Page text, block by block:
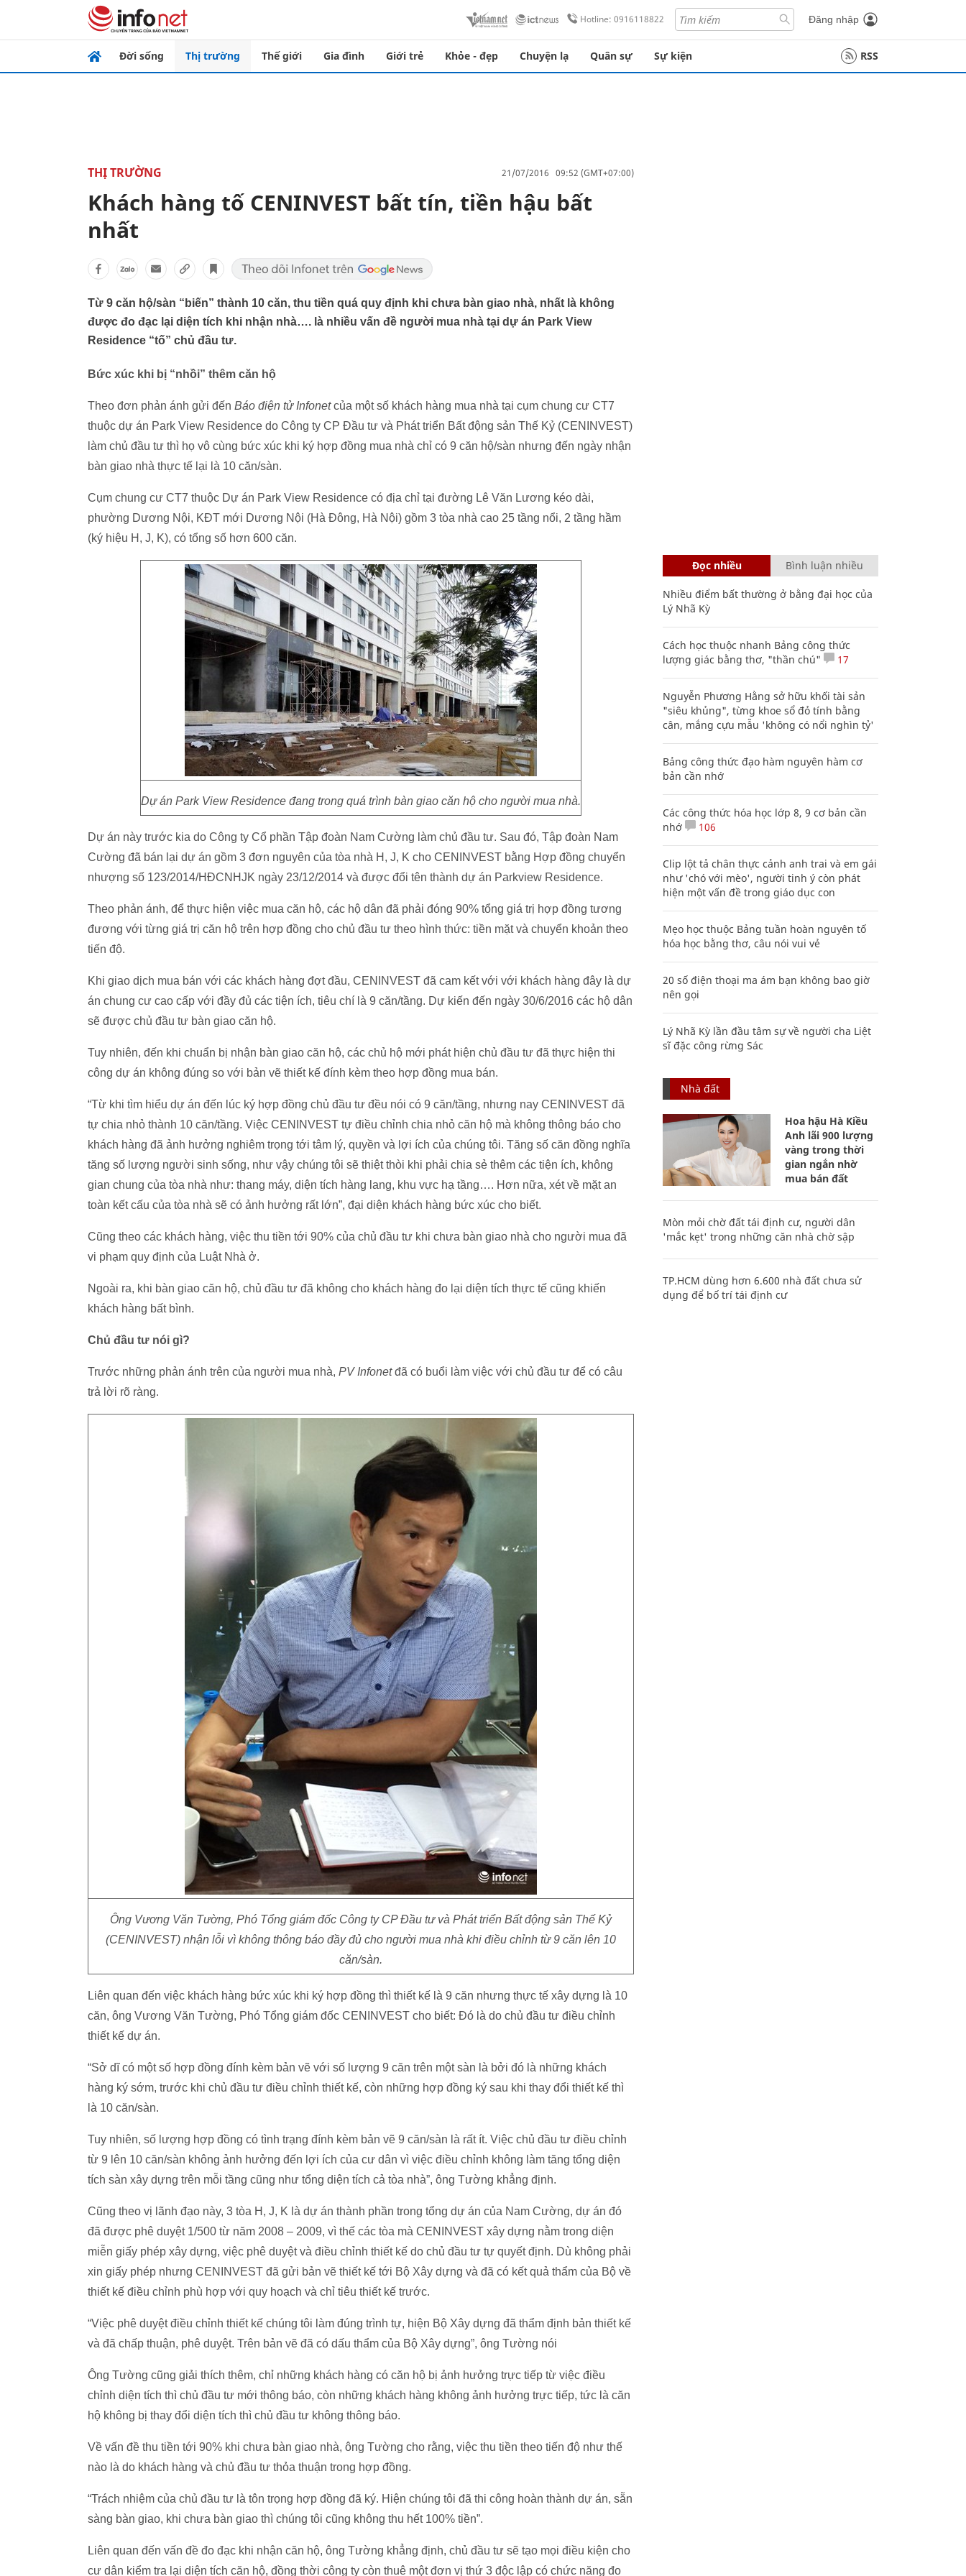
Hotline: 0916118822 Đăng nhập
Đời sống Thị trường Thế giới Gia đình Giới trẻ Khỏe - đẹp Chuyện lạ Quân sự Sự kiện RSS
THỊ TRƯỜNG 21/07/2016 09:52 (GMT+07:00)
Khách hàng tố CENINVEST bất tín, tiền hậu bất
nhất
Từ 9 căn hộ/sàn “biến” thành 10 căn, thu tiền quá quy định khi chưa bàn giao nhà, nhất là không
được đo đạc lại diện tích khi nhận nhà…. là nhiều vấn đề người mua nhà tại dự án Park View
Residence “tố” chủ đầu tư.
Bức xúc khi bị “nhồi” thêm căn hộ
Theo đơn phản ánh gửi đến Báo điện tử Infonetcủa một số khách hàng mua nhà tại cụm chung cư CT7
thuộc dự án Park View Residence do Công ty CP Đầu tư và Phát triển Bất động sản Thế Kỷ (CENINVEST)
làm chủ đầu tư thì họ vô cùng bức xúc khi ký hợp đồng mua nhà chỉ có 9 căn hộ/sàn nhưng đến ngày nhận
bàn giao nhà thực tế lại là 10 căn/sàn.
Cụm chung cư CT7 thuộc Dự án Park View Residence có địa chỉ tại đường Lê Văn Lương kéo dài,
phường Dương Nội, KĐT mới Dương Nội (Hà Đông, Hà Nội) gồm 3 tòa nhà cao 25 tầng nổi, 2 tầng hầm
(ký hiệu H, J, K), có tổng số hơn 600 căn.
Dự án Park View Residence đang trong quá trình bàn giao căn hộ cho người mua nhà.
Dự án này trước kia do Công ty Cổ phần Tập đoàn Nam Cường làm chủ đầu tư. Sau đó, Tập đoàn Nam
Cường đã bán lại dự án gồm 3 đơn nguyên của tòa nhà H, J, K cho CENINVEST bằng Hợp đồng chuyển
nhượng số 123/2014/HĐCNHJK ngày 23/12/2014 và được đổi tên thành dự án Parkview Residence.
Theo phản ánh, để thực hiện việc mua căn hộ, các hộ dân đã phải đóng 90% tổng giá trị hợp đồng tương
đương với từng giá trị căn hộ trên hợp đồng cho chủ đầu tư theo hình thức: tiền mặt và chuyển khoản theo
tiến độ.
Khi giao dịch mua bán với các khách hàng đợt đầu, CENINVEST đã cam kết với với khách hàng đây là dự
án chung cư cao cấp với đầy đủ các tiện ích, tiêu chí là 9 căn/tầng. Dự kiến đến ngày 30/6/2016 các hộ dân
sẽ được chủ đầu tư bàn giao căn hộ.
Tuy nhiên, đến khi chuẩn bị nhận bàn giao căn hộ, các chủ hộ mới phát hiện chủ đầu tư đã thực hiện thi
công dự án không đúng so với bản vẽ thiết kế đính kèm theo hợp đồng mua bán.
“Từ khi tìm hiểu dự án đến lúc ký hợp đồng chủ đầu tư đều nói có 9 căn/tầng, nhưng nay CENINVEST đã
tự chia nhỏ thành 10 căn/tầng. Việc CENINVEST tự điều chỉnh chia nhỏ căn hộ mà không thông báo cho
khách hàng đã ảnh hưởng nghiêm trọng tới tâm lý, quyền và lợi ích của chúng tôi. Tăng số căn đồng nghĩa
tăng số lượng người sinh sống, như vậy chúng tôi sẽ thiệt thòi khi phải chia sẻ thêm các tiện ích, không
gian chung của tòa nhà như: thang máy, diện tích hàng lang, khu vực hạ tầng…. Hơn nữa, xét về mặt an
toàn kết cấu của tòa nhà sẽ có ảnh hưởng rất lớn”, đại diện khách hàng bức xúc cho biết.
Cũng theo các khách hàng, việc thu tiền tới 90% của chủ đầu tư khi chưa bàn giao nhà cho người mua đã
vi phạm quy định của Luật Nhà ở.
Ngoài ra, khi bàn giao căn hộ, chủ đầu tư đã không cho khách hàng đo lại diện tích thực tế cũng khiến
khách hàng bất bình.
Chủ đầu tư nói gì?
Trước những phản ánh trên của người mua nhà, PV Infonetđã có buổi làm việc với chủ đầu tư để có câu
trả lời rõ ràng.
Ông Vương Văn Tường, Phó Tổng giám đốc Công ty CP Đầu tư và Phát triển Bất động sản Thế Kỷ
(CENINVEST) nhận lỗi vì không thông báo đầy đủ cho người mua nhà khi điều chỉnh từ 9 căn lên 10
căn/sàn.
Liên quan đến việc khách hàng bức xúc khi ký hợp đồng thì thiết kế là 9 căn nhưng thực tế xây dựng là 10
căn, ông Vương Văn Tường, Phó Tổng giám đốc CENINVEST cho biết: Đó là do chủ đầu tư điều chỉnh
thiết kế dự án.
“Sở dĩ có một số hợp đồng đính kèm bản vẽ với số lượng 9 căn trên một sàn là bởi đó là những khách
hàng ký sớm, trước khi chủ đầu tư điều chỉnh thiết kế, còn những hợp đồng ký sau khi thay đổi thiết kế thì
là 10 căn/sàn.
Tuy nhiên, số lượng hợp đồng có tình trạng đính kèm bản vẽ 9 căn/sàn là rất ít. Việc chủ đầu tư điều chỉnh
từ 9 lên 10 căn/sàn không ảnh hưởng đến lợi ích của cư dân vì việc điều chỉnh không làm tăng tổng diện
tích sàn xây dựng trên mỗi tầng cũng như tổng diện tích cả tòa nhà”, ông Tường khẳng định.
Cũng theo vị lãnh đạo này, 3 tòa H, J, K là dự án thành phần trong tổng dự án của Nam Cường, dự án đó
đã được phê duyệt 1/500 từ năm 2008 – 2009, vì thế các tòa mà CENINVEST xây dựng nằm trong diện
miễn giấy phép xây dựng, việc phê duyệt và điều chỉnh thiết kế do chủ đầu tư tự quyết định. Dù không phải
xin giấy phép nhưng CENINVEST đã gửi bản vẽ thiết kế tới Bộ Xây dựng và đã có kết quả thẩm của Bộ về
thiết kế điều chỉnh phù hợp với quy hoạch và chỉ tiêu thiết kế trước.
“Việc phê duyệt điều chỉnh thiết kế chúng tôi làm đúng trình tự, hiện Bộ Xây dựng đã thẩm định bản thiết kế
và đã chấp thuận, phê duyệt. Trên bản vẽ đã có dấu thẩm của Bộ Xây dựng”, ông Tường nói
Ông Tường cũng giải thích thêm, chỉ những khách hàng có căn hộ bị ảnh hưởng trực tiếp từ việc điều
chỉnh diện tích thì chủ đầu tư mới thông báo, còn những khách hàng không ảnh hưởng trực tiếp, tức là căn
hộ không bị thay đổi diện tích thì chủ đầu tư không thông báo.
Về vấn đề thu tiền tới 90% khi chưa bàn giao nhà, ông Tường cho rằng, việc thu tiền theo tiến độ như thế
nào là do khách hàng và chủ đầu tư thỏa thuận trong hợp đồng.
“Trách nhiệm của chủ đầu tư là tôn trọng hợp đồng đã ký. Hiện chúng tôi đã thi công hoàn thành dự án, sẵn
sàng bàn giao, khi chưa bàn giao thì chúng tôi cũng không thu hết 100% tiền”.
Liên quan đến vấn đề đo đạc khi nhận căn hộ, ông Tường khẳng định, chủ đầu tư sẽ tạo mọi điều kiện cho
cư dân kiểm tra lại diện tích căn hộ, đồng thời công ty còn thuê một đơn vị thứ 3 độc lập có chức năng đo
Đọc nhiều Bình luận nhiều
Nhiều điểm bất thường ở bằng đại học của
Lý Nhã Kỳ
Cách học thuộc nhanh Bảng công thức
lượng giác bằng thơ, "thần chú"
17
Nguyễn Phương Hằng sở hữu khối tài sản
"siêu khủng", từng khoe sổ đỏ tính bằng
cân, mắng cựu mẫu 'không có nổi nghìn tỷ'
Bảng công thức đạo hàm nguyên hàm cơ
bản cần nhớ
Các công thức hóa học lớp 8, 9 cơ bản cần
nhớ
106
Clip lột tả chân thực cảnh anh trai và em gái
như 'chó với mèo', người tinh ý còn phát
hiện một vấn đề trong giáo dục con
Mẹo học thuộc Bảng tuần hoàn nguyên tố
hóa học bằng thơ, câu nói vui vẻ
20 số điện thoại ma ám bạn không bao giờ
nên gọi
Lý Nhã Kỳ lần đầu tâm sự về người cha Liệt
sĩ đặc công rừng Sác
Nhà đất
Hoa hậu Hà Kiều
Anh lãi 900 lượng
vàng trong thời
gian ngắn nhờ
mua bán đất
Mòn mỏi chờ đất tái định cư, người dân
'mắc kẹt' trong những căn nhà chờ sập
TP.HCM dùng hơn 6.600 nhà đất chưa sử
dụng để bố trí tái định cư